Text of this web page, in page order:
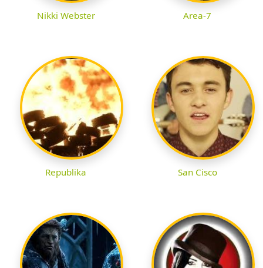
Nikki Webster Area-7
Republika San Cisco